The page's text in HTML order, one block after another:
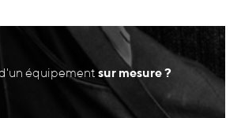
équipement sur mesure ?